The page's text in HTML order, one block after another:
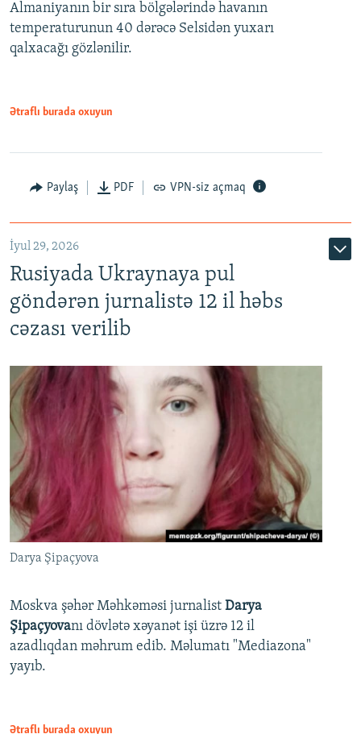
Almaniyanın bir sıra bölgələrində havanın
temperaturunun 40 dərəcə Selsidən yuxarı
qalxacağı gözlənilir.
Ətraflı burada oxuyun
Paylaş PDF VPN-siz açmaq
İyul 29, 2026
Rusiyada Ukraynaya pul
göndərən jurnalistə 12 il həbs
cəzası verilib
Darya Şipaçyova
Moskva şəhər Məhkəməsi jurnalist Darya
Şipaçyovanı dövlətə xəyanət işi üzrə 12 il
azadlıqdan məhrum edib. Məlumatı "Mediazona"
yayıb.
Ətraflı burada oxuyun